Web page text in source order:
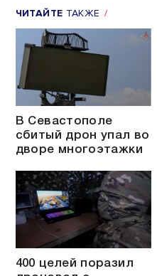
ЧИТАЙТЕ ТАКЖЕ
В Севастополе
сбитый дрон упал во
дворе многоэтажки
400 целей поразил